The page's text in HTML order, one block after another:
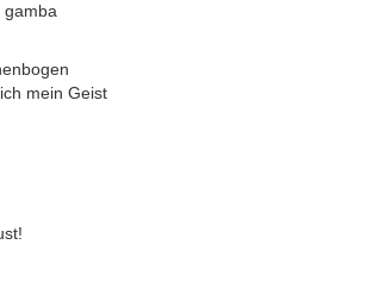
gamba
mein Geist